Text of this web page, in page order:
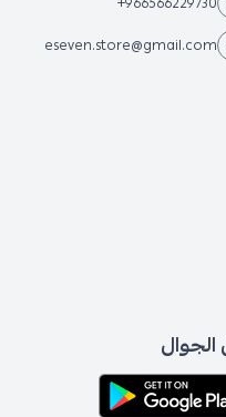
eseven.store@gmail.com